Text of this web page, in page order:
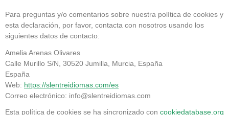
Para preguntas y/o comentarios sobre nuestra política de cookies y
esta declaración, por favor, contacta con nosotros usando los
siguientes datos de contacto:
Amelia Arenas Olivares
Calle Murillo S/N, 30520 Jumilla, Murcia, España
España
Web: https://slentreidiomas.com/es
Correo electrónico: info@slentreidiomas.com
Esta política de cookies se ha sincronizado con cookiedatabase.org